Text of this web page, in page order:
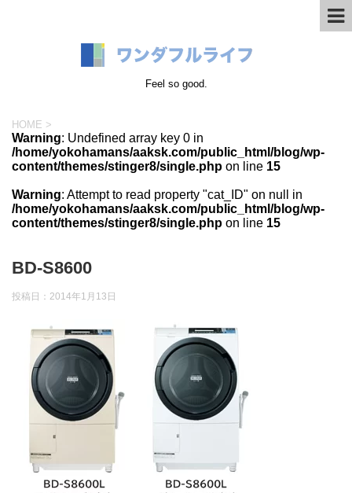
Feel so good.
HOME >
Warning: Undefined array key 0 in
/home/yokohamans/aaksk.com/public_html/blog/wp-
content/themes/stinger8/single.php on line 15
Warning: Attempt to read property "cat_ID" on null in
/home/yokohamans/aaksk.com/public_html/blog/wp-
content/themes/stinger8/single.php on line 15
BD-S8600
投稿日： 2014年1月13日